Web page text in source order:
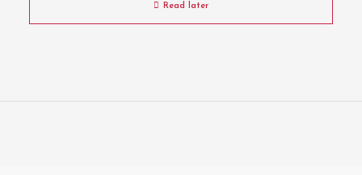
Read later